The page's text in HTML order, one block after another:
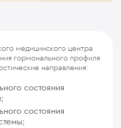
медицинского центра
гормонального профиля
направления:
состояния
состояния